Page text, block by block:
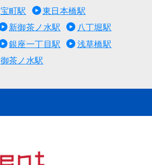
宝町駅
東日本橋駅
新御茶ノ水駅
八丁堀駅
銀座一丁目駅
浅草橋駅
御茶ノ水駅